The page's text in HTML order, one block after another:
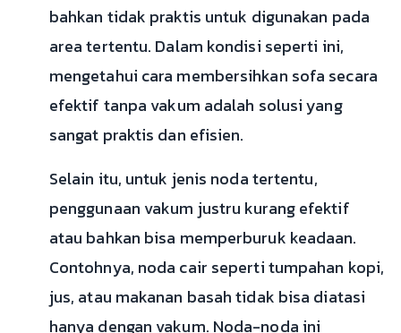
bahkan tidak praktis untuk digunakan pada
area tertentu. Dalam kondisi seperti ini,
mengetahui cara membersihkan sofa secara
efektif tanpa vakum adalah solusi yang
sangat praktis dan efisien.
Selain itu, untuk jenis noda tertentu,
penggunaan vakum justru kurang efektif
atau bahkan bisa memperburuk keadaan.
Contohnya, noda cair seperti tumpahan kopi,
jus, atau makanan basah tidak bisa diatasi
hanya dengan vakum. Noda-noda ini